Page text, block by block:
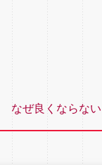
なぜ良くならない